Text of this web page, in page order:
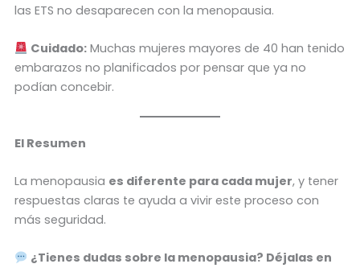
las ETS no desaparecen con la menopausia.
Cuidado: Muchas mujeres mayores de 40 han tenido
embarazos no planificados por pensar que ya no
podían concebir.
El Resumen
La menopausia es diferente para cada mujer, y tener
respuestas claras te ayuda a vivir este proceso con
más seguridad.
¿Tienes dudas sobre la menopausia? Déjalas en